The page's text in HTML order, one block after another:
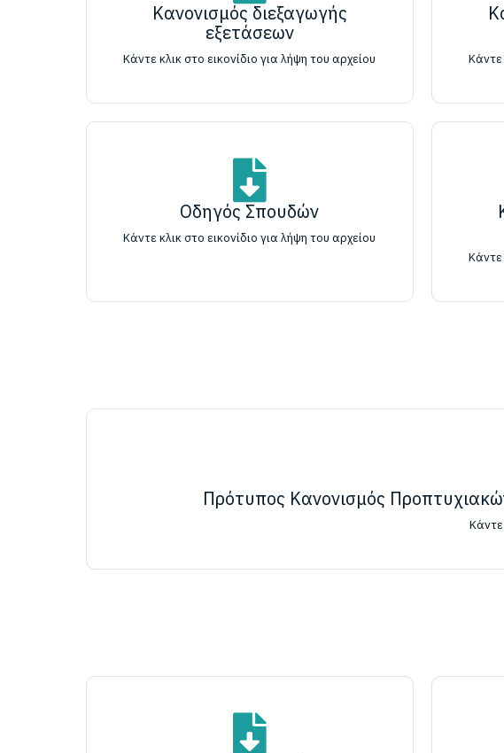
Κανονισμός διεξαγωγής
εξετάσεων
Κάντε κλικ στο εικονίδιο για λήψη του αρχείου Κάντε
Οδηγός Σπουδών
Κάντε κλικ στο εικονίδιο για λήψη του αρχείου
Κάντε
Πρότυπος Κανονισμός
Κάντε